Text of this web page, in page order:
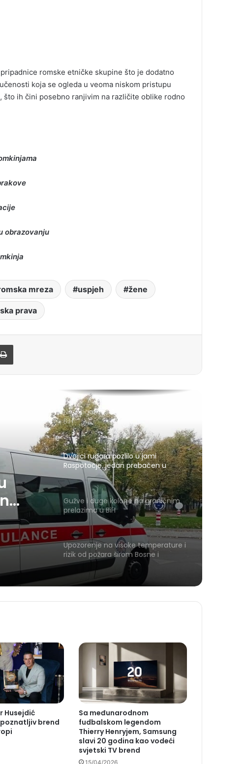
romske etničke skupine što je dodatno
koja se ogleda u veoma niskom pristupu
ih čini posebno ranjivim na različite oblike rodno
obrazovanju
mreza uspjeh žene
prava
Novi sigurnosni sistem za izbore u
BiH
Dvojici rudara pozlilo u jami
Raspotočje, jedan prebačen u
bolnicu
Gužve i duge kolone na graničnim
prelazima u BiH
Upozorenje na visoke temperature i
rizik od požara širom Bosne i
Hercegovine
Husejdić
brend
Sa međunarodnom
fudbalskom legendom
Thierry Henryjem, Samsung
slavi 20 godina kao vodeći
svjetski TV brend
15/04/2026